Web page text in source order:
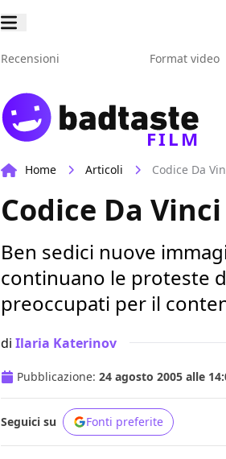
Recensioni Format video
FILM
Home Articoli Codice Da
Codice Da
Ben sedici nuove
continuano le proteste
preoccupati per il
di Ilaria Katerinov
Pubblicazione: 24 agosto 2005 alle
Seguici su Fonti preferite